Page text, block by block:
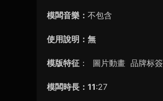
模闆音樂： 不包含
使用說明：無
模版特征 ： 圖片動畫 品牌标簽
模闆時長：11:27